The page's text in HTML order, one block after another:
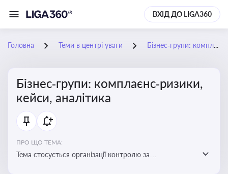
ВХІД ДО LIGA360
Головна Теми в центрі уваги Бізнес‑групи: комплаєнс‑ризики, кейси, аналітика
Бізнес‑групи: комплаєнс‑ризики,
кейси, аналітика
ПРО ЩО ТЕМА:
Тема стосується організації контролю за